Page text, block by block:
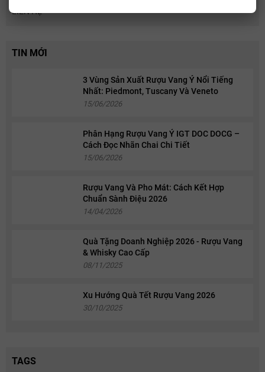
LIÊN HỆ
TIN MỚI
3 Vùng Sản Xuất Rượu Vang Ý Nổi Tiếng
Nhất: Piedmont, Tuscany Và Veneto
15/06/2026
Phân Hạng Rượu Vang Ý IGT DOC DOCG –
Cách Đọc Nhãn Chai Chi Tiết
15/06/2026
Rượu Vang Và Pho Mát: Cách Kết Hợp
Chuẩn Sành Điệu 2026
14/04/2026
Quà Tặng Doanh Nghiệp 2026 - Rượu Vang
& Whisky Cao Cấp
08/11/2025
Xu Hướng Quà Tết Rượu Vang 2026
30/10/2025
TAGS